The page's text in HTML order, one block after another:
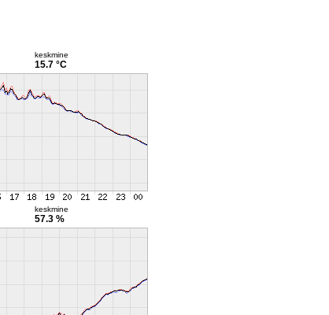
keskmine
15.7 °C
keskmine
57.3 %